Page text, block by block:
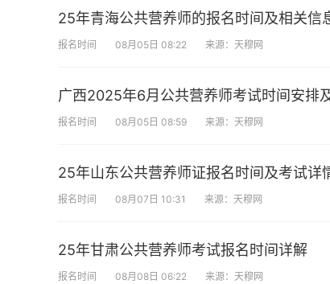
25年青海公共营养师的报名时间及相关信
报名时间 08月05日 08:22 来源：天穆网
广西2025年6月公共营养师考试时间安排
报名时间 08月05日 08:59 来源：天穆网
25年山东公共营养师证报名时间及考试详
报名时间 08月07日 10:31 来源：天穆网
25年甘肃公共营养师考试报名时间详解
报名时间 08月08日 06:22 来源：天穆网